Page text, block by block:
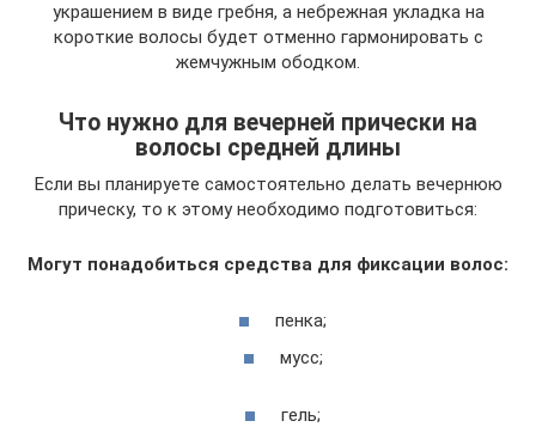
украшением в виде гребня, а небрежная укладка на
короткие волосы будет отменно гармонировать с
жемчужным ободком.
Что нужно для вечерней прически на
волосы средней длины
Если вы планируете самостоятельно делать вечернюю
прическу, то к этому необходимо подготовиться:
Могут понадобиться средства для фиксации волос:
пенка;
мусс;
гель;